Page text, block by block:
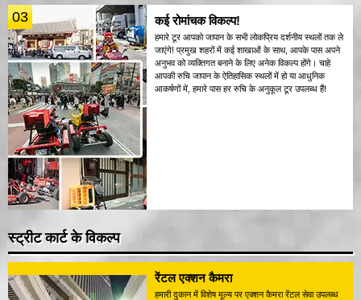
03 कई रोमांचक विकल्प!
हमारे टूर आपको जापान के सभी लोकप्रिय दर्शनीय स्थलों तक ले
जाएंगे! प्रमुख शहरों में कई शाखाओं के साथ, आपके पास अपने
अनुभव को व्यक्तिगत बनाने के लिए अनेक विकल्प होंगे। चाहे
आपकी रुचि जापान के ऐतिहासिक स्थलों में हो या आधुनिक
आकर्षणों में, हमारे पास हर रुचि के अनुकूल टूर उपलब्ध हैं!
स्ट्रीट कार्ट के विकल्प
रेंटल एक्शन कैमरा
हमारी दुकान में विशेष मूल्य पर एक्शन कैमरा रेंटल सेवा उपलब्ध